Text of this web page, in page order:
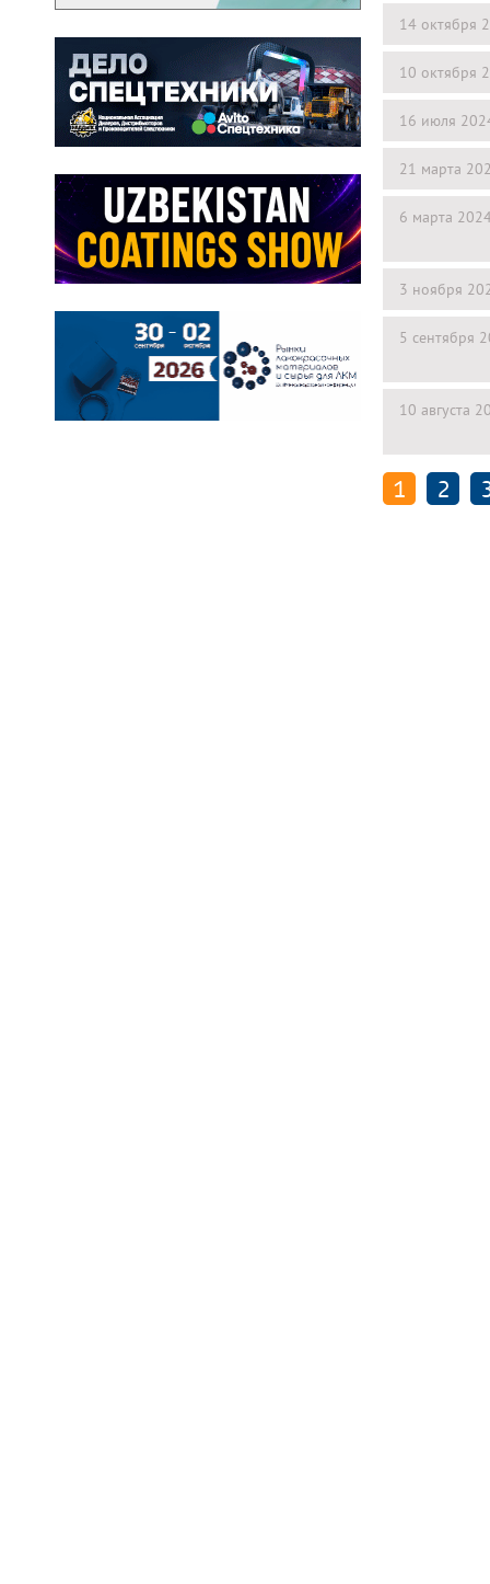
14 октября
10 октября
16 июля
21 марта
6 марта
3 ноября
5 сентября
10 августа
1 2